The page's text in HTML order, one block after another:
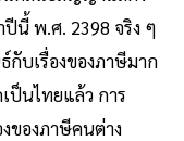
นี้ พ.ศ. 2398 จริง ๆ
กับเรื่องของภาษีมาก
เป็นไทยแล้ว การ
ของภาษีคนต่าง